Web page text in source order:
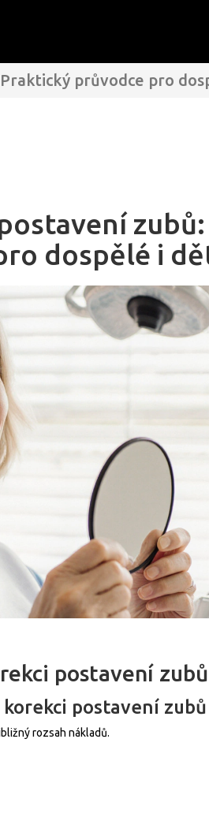
průvodce pro
zubů:
dospělé i
postavení zubů
postavení zubů
rozsah nákladů.